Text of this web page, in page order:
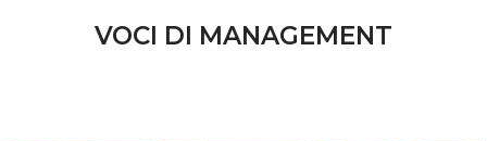
VOCI DI MANAGEMENT